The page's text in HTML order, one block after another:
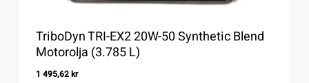
TriboDyn TRI-EX2 20W-50 Synthetic Blend
Motorolja (3.785 L)
1 495,62kr